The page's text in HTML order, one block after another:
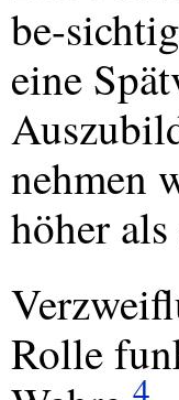
be-
eine
nehmen
höher
Rolle
4